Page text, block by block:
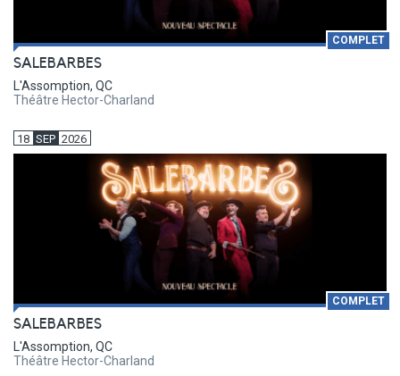
COMPLET
SALEBARBES
L'Assomption, QC
Théâtre Hector-Charland
18 SEP 2026
COMPLET
SALEBARBES
L'Assomption, QC
Théâtre Hector-Charland